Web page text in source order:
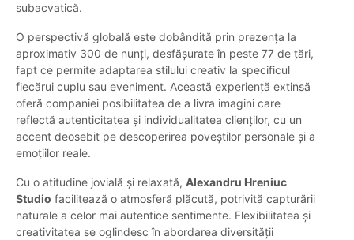
subacvatică.
O perspectivă globală este dobândită prin prezența la
aproximativ 300 de nunți, desfășurate în peste 77 de țări,
fapt ce permite adaptarea stilului creativ la specificul
fiecărui cuplu sau eveniment. Această experiență extinsă
oferă companiei posibilitatea de a livra imagini care
reflectă autenticitatea și individualitatea clienților, cu un
accent deosebit pe descoperirea poveștilor personale și a
emoțiilor reale.
Cu o atitudine jovială și relaxată, Alexandru Hreniuc
Studio facilitează o atmosferă plăcută, potrivită capturării
naturale a celor mai autentice sentimente. Flexibilitatea și
creativitatea se oglindesc în abordarea diversității